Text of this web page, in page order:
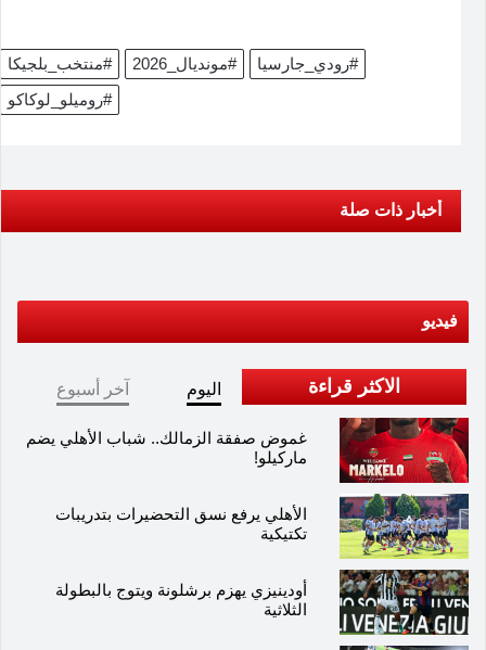
#منتخب_بلجيكا #مونديال_2026
#رودي_جارسيا
#روميلو_لوكاكو
أخبار ذات صلة
فيديو
الاكثر قراءة اليوم آخر أسبوع
غموض صفقة الزمالك.. شباب الأهلي يضم
ماركيلو!
الأهلي يرفع نسق التحضيرات بتدريبات
تكتيكية
أودينيزي يهزم برشلونة ويتوج بالبطولة
الثلاثية